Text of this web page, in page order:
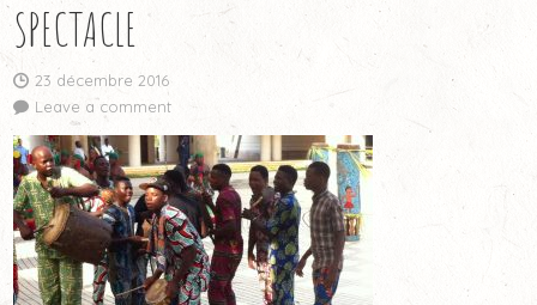
SPECTACLE
23 décembre 2016
Leave a comment